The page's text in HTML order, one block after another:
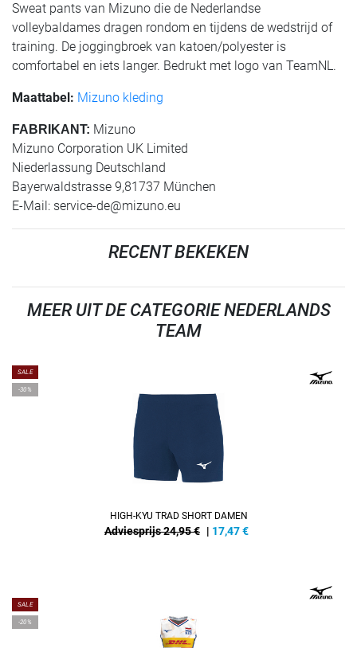
Sweat pants van Mizuno die de Nederlandse
volleybaldames dragen rondom en tijdens de wedstrijd of
training. De joggingbroek van katoen/polyester is
comfortabel en iets langer. Bedrukt met logo van TeamNL.
Maattabel: Mizuno kleding
FABRIKANT: Mizuno
Mizuno Corporation UK Limited
Niederlassung Deutschland
Bayerwaldstrasse 9,81737 München
E-Mail: service-de@mizuno.eu
RECENT BEKEKEN
MEER UIT DE CATEGORIE NEDERLANDS
TEAM
SALE
-30%
HIGH-KYU TRAD SHORT DAMEN
Adviesprijs 24,95 € | 17,47€
SALE
-20%